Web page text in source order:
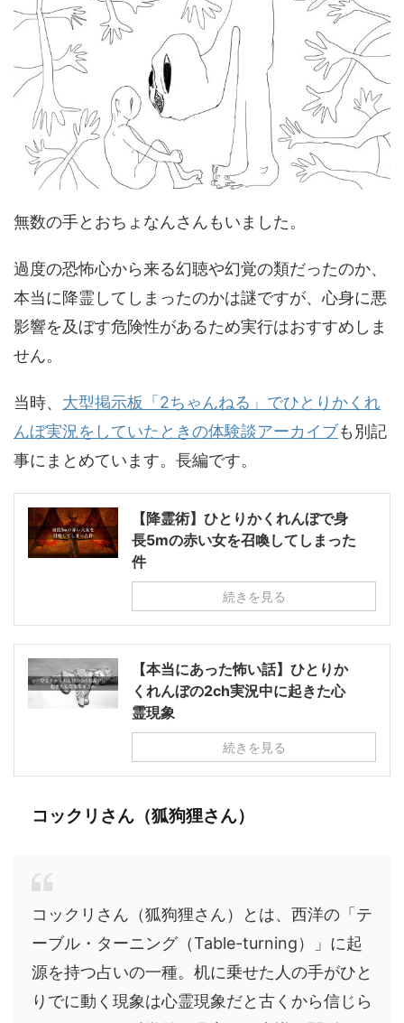
無数の手とおちょなんさんもいました。
過度の恐怖心から来る幻聴や幻覚の類だったのか、
本当に降霊してしまったのかは謎ですが、心身に悪
影響を及ぼす危険性があるため実行はおすすめしま
せん。
当時、 大型掲示板「2ちゃんねる」でひとりかくれ
んぼ実況をしていたときの体験談アーカイブも別記
事にまとめています。長編です。
【降霊術】ひとりかくれんぼで身
長5mの赤い女を召喚してしまった
件
続きを見る
【本当にあった怖い話】ひとりか
くれんぼの2ch実況中に起きた心
霊現象
続きを見る
コックリさん（狐狗狸さん）
コックリさん（狐狗狸さん）とは、西洋の「テ
ーブル・ターニング（Table-turning）」に起
源を持つ占いの一種。机に乗せた人の手がひと
りでに動く現象は心霊現象だと古くから信じら